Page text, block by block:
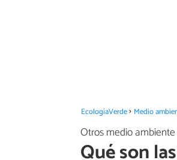
EcologíaVerde Medio
Otros medio ambiente
Qué son